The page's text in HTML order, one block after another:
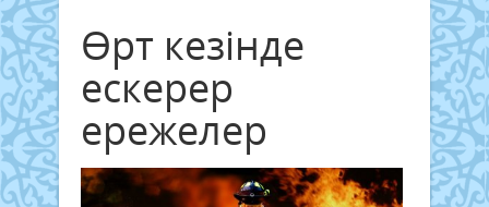
Өрт кезінде
ескерер
ережелер